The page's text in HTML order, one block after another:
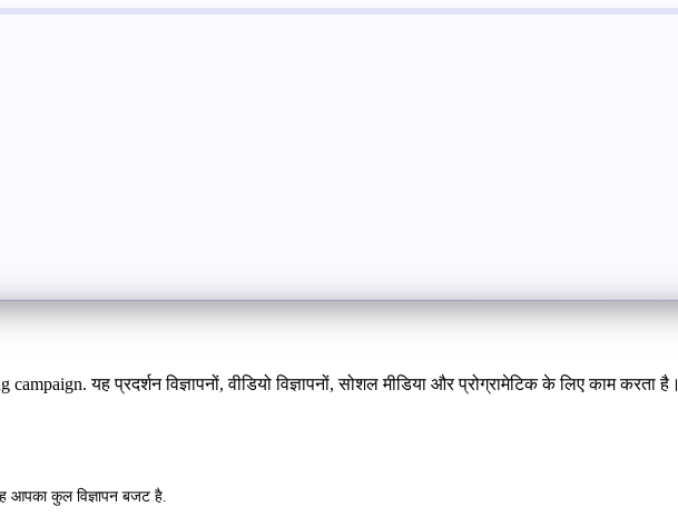
यह प्रदर्शन विज्ञापनों, वीडियो विज्ञापनों, सोशल मीडिया और प्रोग्रामेटिक के लिए काम करता है।
आपका कुल विज्ञापन बजट है.